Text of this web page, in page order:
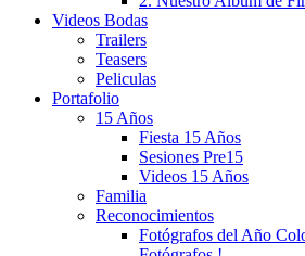
Videos Bodas
Trailers
Teasers
Peliculas
Portafolio
15 Años
Fiesta 15 Años
Sesiones Pre15
Videos 15 Años
Familia
Reconocimientos
Fotógrafos del Año